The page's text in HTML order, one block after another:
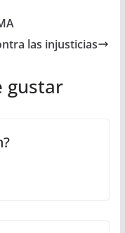
las injusticias
gustar